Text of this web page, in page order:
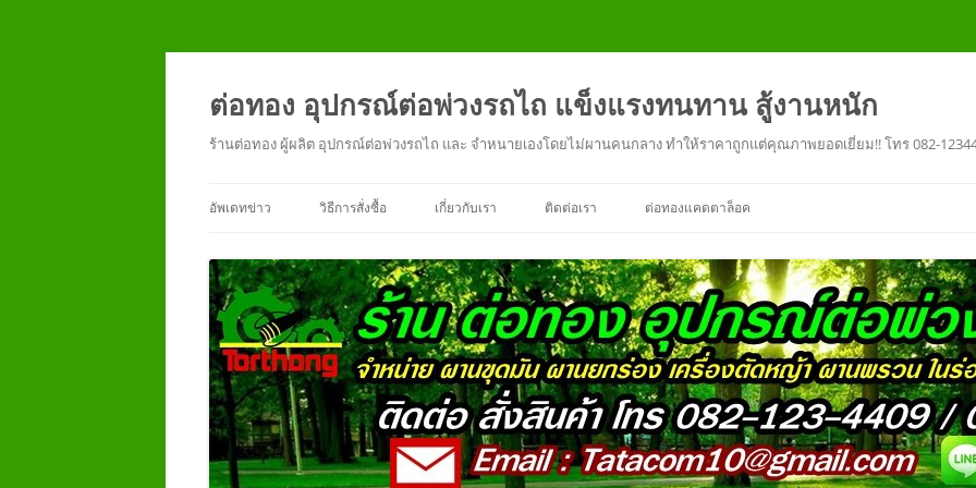
ข้าม
ยัง
เนื้อหา
ต่อทอง อุปกรณ์ต่อพ่วงรถไถ แข็งแรงทนทาน สู้งานหนัก
ร้านต่อทอง ผู้ผลิต อุปกรณ์ต่อพ่วงรถไถ และ จำหนายเองโดยไม่ผานคนกลาง ทำให้ราคาถูกแต่คุณภาพยอดเยี่ยม!! โทร 082-
อัพเดทข่าว วิธีการสั่งซื้อ เกี่ยวกับเรา ติดต่อเรา ต่อทองแคดตาล็อค